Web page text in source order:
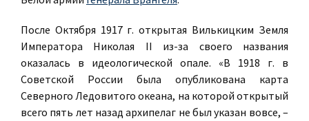
После Октября 1917 г. открытая Вилькицким Земля
Императора Николая II из-за своего названия
оказалась в идеологической опале. «В 1918 г. в
Советской России была опубликована карта
Северного Ледовитого океана, на которой открытый
всего пять лет назад архипелаг не был указан вовсе, –